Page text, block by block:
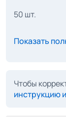
50 шт.
Показать
Чтобы
инструкцию